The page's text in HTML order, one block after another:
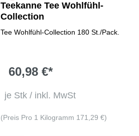
Teekanne Tee Wohlfühl-
Collection
Tee Wohlfühl-Collection 180 St./Pack.
60,98 €*
je Stk / inkl. MwSt
(Preis Pro 1 Kilogramm 171,29 €)